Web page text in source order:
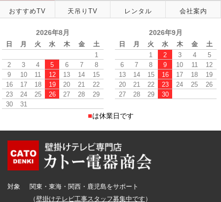
おすすめTV 天吊りTV レンタル 会社案内
2026年8月
日 月 火 水 木 金
土
1
2
3 4 5 6 7
8
9
10 11 12 13 14
15
16
17 18 19 20 21
22
23
24 25 26 27 28
29
30
31
2026年9月
日 月 火 水 木 金
土
1
2 3 4
5
6
7 8 9 10 11
12
13
14 15 16 17 18
19
20
21 22 23 24 25
26
27
28 29 30
■は休業日です
対象
関東・東海・関西・鹿児島をサポート
（壁掛けテレビ工事スタッフ募集中です ）